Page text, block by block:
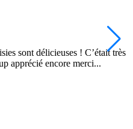
sont délicieuses ! C’était très
apprécié encore merci...